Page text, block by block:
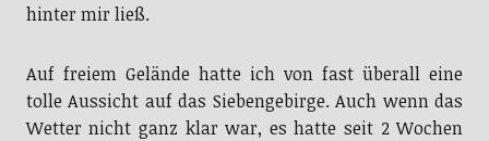
hinter mir ließ.
Auf freiem Gelände hatte ich von fast überall eine
tolle Aussicht auf das Siebengebirge. Auch wenn das
Wetter nicht ganz klar war, es hatte seit 2 Wochen